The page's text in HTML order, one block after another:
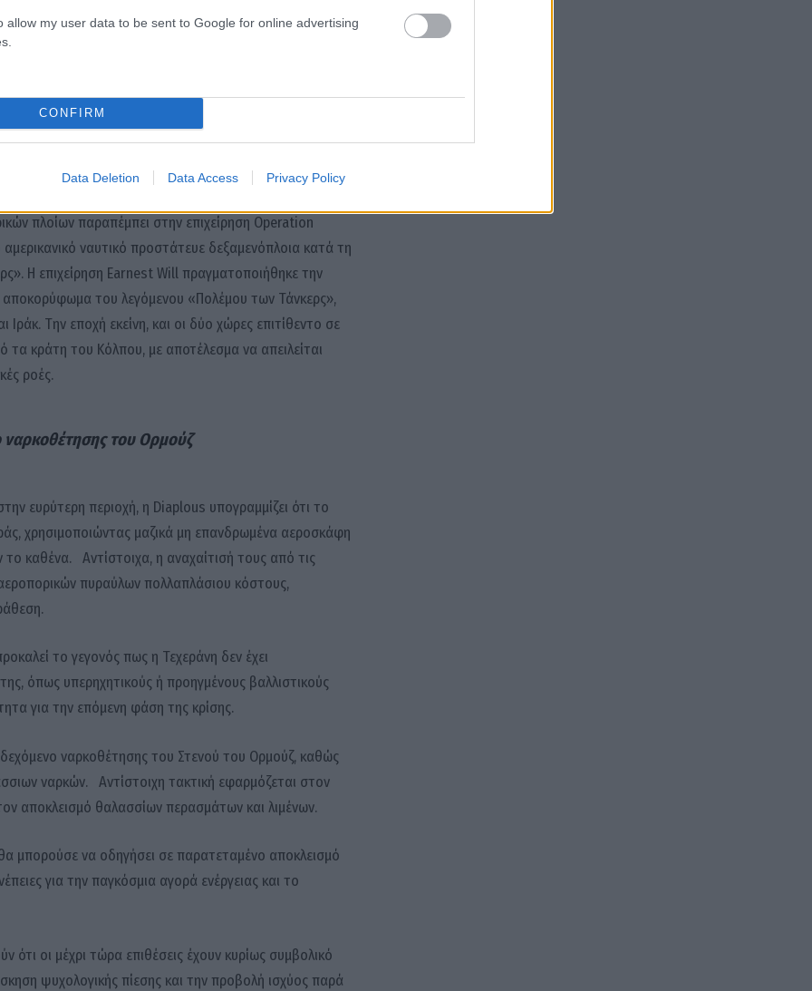
allow my user data to be sent to Google for online advertising
CONFIRM
Data Deletion Data Access Privacy Policy
ότι την ευθύνη για την ασφάλεια της περιοχής
ΗΠΑ (CENTCOM), η οποία διαθέτει ισχυρή παρουσία με
συστήματα επιτήρησης και αντιαεροπορικές
στιγμή αλλά όχι άμεσα. Οι επιχειρησιακές
πολυεπίπεδες και απαιτεί προσεκτικό σχεδιασμό,
και πιθανώς περαιτέρω ενίσχυση δυνάμεων.
πλοίων παραπέμπει στην επιχείρηση Operation
ναυτικό προστάτευε δεξαμενόπλοια κατά τη
Η επιχείρηση Earnest Will πραγματοποιήθηκε την
του λεγόμενου «Πολέμου των Τάνκερς»,
Την εποχή εκείνη, και οι δύο χώρες επιτίθεντο σε
κράτη του Κόλπου, με αποτέλεσμα να απειλείται
ροές.
ναρκοθέτησης του Ορμούζ
ευρύτερη περιοχή, η Diaplous υπογραμμίζει ότι το
χρησιμοποιώντας μαζικά μη επανδρωμένα αεροσκάφη
καθένα. Αντίστοιχα, η αναχαίτισή τους από τις
πυραύλων πολλαπλάσιου κόστους,
το γεγονός πως η Τεχεράνη δεν έχει
όπως υπερηχητικούς ή προηγμένους βαλλιστικούς
για την επόμενη φάση της κρίσης.
ναρκοθέτησης του Στενού του Ορμούζ, καθώς
ναρκών. Αντίστοιχη τακτική εφαρμόζεται στον
αποκλεισμό θαλασσίων περασμάτων και λιμένων.
μπορούσε να οδηγήσει σε παρατεταμένο αποκλεισμό
για την παγκόσμια αγορά ενέργειας και το
ότι οι μέχρι τώρα επιθέσεις έχουν κυρίως συμβολικό
ψυχολογικής πίεσης και την προβολή ισχύος παρά